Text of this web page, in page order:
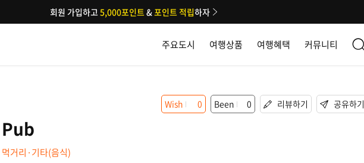
주요도시 여행상품 여행혜택 커뮤니티
회원 가입하고5,000포인트&포인트 적립하자
먹거리·기타(음식)
Wish 0 Been 0 리뷰하기 공유하기